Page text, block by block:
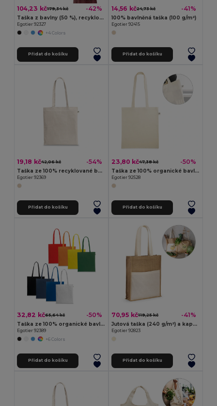
104,23 kč179,34 kč -42%
Taška z bavlny (50 %), recyklované bavlny (30 %) a polyesteru (20% rPET) (280 g/m²)
Egotier 92327
+4 Colors
Přidat do košíku
14,56 kč24,73 kč -41%
100% bavlněná taška (100 g/m²)
Egotier 92415
Přidat do košíku
19,18 kč42,06 kč -54%
Taška ze 100% recyklované bavlny (140 g/m²)
Egotier 92369
Přidat do košíku
23,80 kč47,38 kč -50%
Taška ze 100% organické bavlny (140 g/m²)
Egotier 92528
Přidat do košíku
32,82 kč65,64 kč -50%
Taška ze 100% organické bavlny (140 g/m²)
Egotier 92389
+6 Colors
Přidat do košíku
70,95 kč119,25 kč -41%
Jutová taška (240 g/m²) a kapsa ze 100% bavlny (140 gm²)
Egotier 92823
Přidat do košíku